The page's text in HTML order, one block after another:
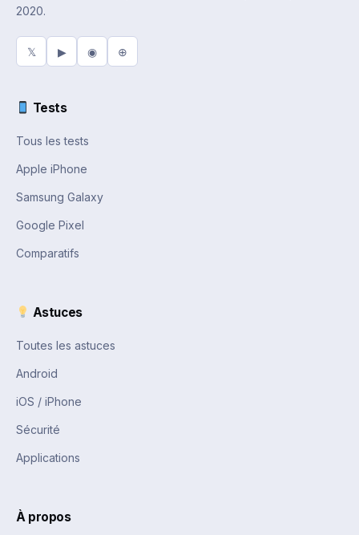
2020.
𝕏 ▶ ◉ ⊕
Tests
Tous les tests
Apple iPhone
Samsung Galaxy
Google Pixel
Comparatifs
Astuces
Toutes les astuces
Android
iOS / iPhone
Sécurité
Applications
À propos